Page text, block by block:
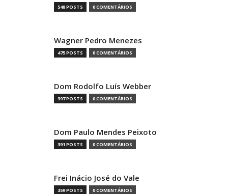
548 POSTS 0 COMENTÁRIOS
Wagner Pedro Menezes
475 POSTS 0 COMENTÁRIOS
Dom Rodolfo Luís Webber
397 POSTS 0 COMENTÁRIOS
Dom Paulo Mendes Peixoto
391 POSTS 0 COMENTÁRIOS
Frei Inácio José do Vale
359 POSTS 0 COMENTÁRIOS